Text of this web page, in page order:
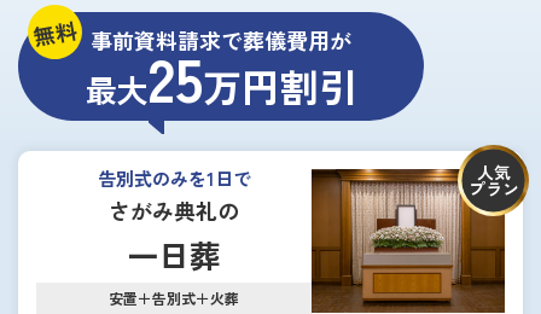
無料 事前資料請求で葬儀費用が
最大25万円割引
告別式のみを1日で
さがみ典礼の
一日葬
安置＋告別式＋火葬
人気
プラン